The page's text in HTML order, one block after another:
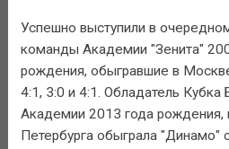
Успешно выступили в
команды Академии "Зенита"
рождения, обыгравшие в
4:1, 3:0 и 4:1. Обладатель Кубка
Академии 2013 года рождения,
Петербурга обыграла "Динамо"